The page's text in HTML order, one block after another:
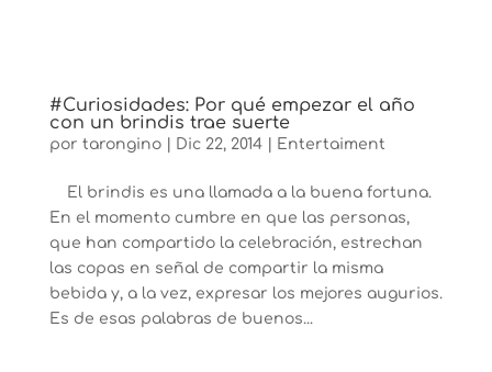
#Curiosidades: Por qué empezar el año
con un brindis trae suerte
por tarongino| Dic 22, 2014| Entertaiment
El brindis es una llamada a la buena fortuna.
En el momento cumbre en que las personas,
que han compartido la celebración, estrechan
las copas en señal de compartir la misma
bebida y, a la vez, expresar los mejores augurios.
Es de esas palabras de buenos...